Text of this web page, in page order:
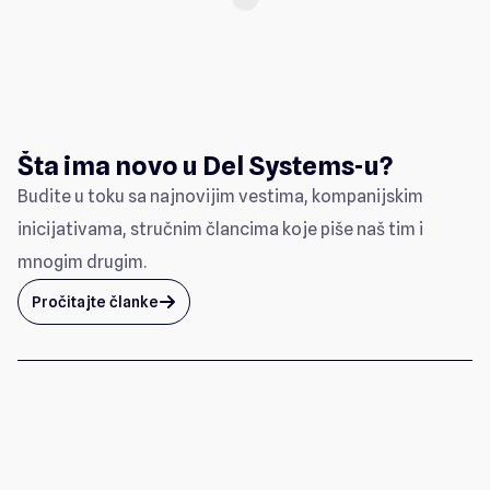
Šta ima novo u Del Systems-u?
Budite u toku sa najnovijim vestima, kompanijskim
inicijativama, stručnim člancima koje piše naš tim i
mnogim drugim.
Pročitajte člankearrow_up